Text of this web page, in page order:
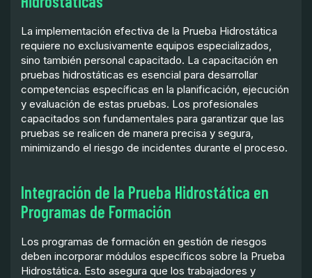
La implementación efectiva de la Prueba Hidrostática
requiere no exclusivamente equipos especializados,
sino también personal capacitado. La capacitación en
pruebas hidrostáticas es esencial para desarrollar
competencias específicas en la planificación, ejecución
y evaluación de estas pruebas. Los profesionales
capacitados son fundamentales para garantizar que las
pruebas se realicen de manera precisa y segura,
minimizando el riesgo de incidentes durante el proceso.
Integración de la Prueba Hidrostática en
Programas de Formación
Los programas de formación en gestión de riesgos
deben incorporar módulos específicos sobre la Prueba
Hidrostática. Esto asegura que los trabajadores y